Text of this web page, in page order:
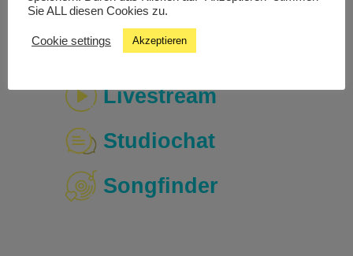
Livestream
Studiochat
Songfinder
Sie ALL diesen Cookies zu.
Cookie settings Akzeptieren